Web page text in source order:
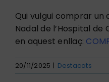
Qui vulgui comprar un
Nadal de l’Hospital
en aquest enllaç:
20/11/2025 | Destacats